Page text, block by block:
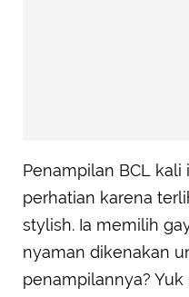
Penampilan BCL
perhatian karena
stylish. Ia memilih
nyaman dikenakan
penampilannya? Yuk